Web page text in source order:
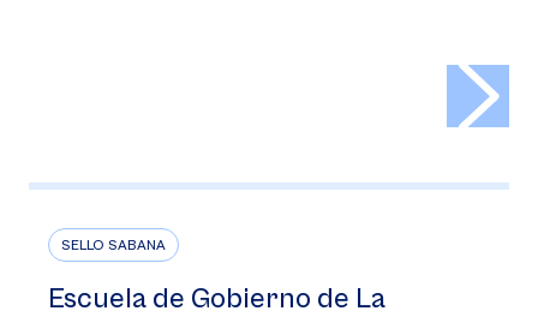
SELLO SABANA
Escuela de Gobierno de La